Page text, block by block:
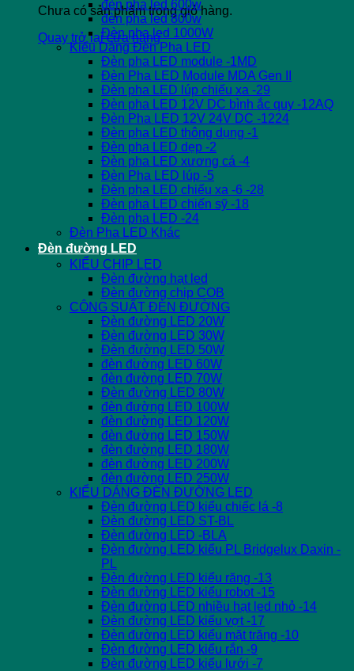
Chưa có sản phẩm trong giỏ hàng.
Quay trở lại cửa hàng
đèn pha led 600w
đèn pha led 800w
Đèn pha led 1000W
Kiểu Dáng Đèn Pha LED
Đèn pha LED module -1MD
Đèn Pha LED Module MDA Gen II
Đèn pha LED lúp chiếu xa -29
Đèn pha LED 12V DC bình ắc quy -12AQ
Đèn Pha LED 12V 24V DC -1224
Đèn pha LED thông dụng -1
Đèn pha LED dẹp -2
Đèn pha LED xương cá -4
Đèn Pha LED lúp -5
Đèn pha LED chiếu xa -6 -28
Đèn pha LED chiến sỹ -18
Đèn pha LED -24
Đèn Pha LED Khác
Đèn đường LED
KIỂU CHIP LED
Đèn đường hạt led
Đèn đường chip COB
CÔNG SUẤT ĐÈN ĐƯỜNG
Đèn đường LED 20W
Đèn đường LED 30W
Đèn đường LED 50W
đèn đường LED 60W
đèn đường LED 70W
Đèn đường LED 80W
đèn đường LED 100W
đèn đường LED 120W
đèn đường LED 150W
đèn đường LED 180W
đèn đường LED 200W
đèn đường LED 250W
KIỂU DÁNG ĐÈN ĐƯỜNG LED
Đèn đường LED kiểu chiếc lá -8
Đèn đường LED ST-BL
Đèn đường LED -BLA
Đèn đường LED kiểu PL Bridgelux Daxin -
PL
Đèn đường LED kiểu răng -13
Đèn đường LED kiểu robot -15
Đèn đường LED nhiều hạt led nhỏ -14
Đèn đường LED kiểu vợt -17
Đèn đường LED kiểu mặt trăng -10
Đèn đường LED kiểu rắn -9
Đèn đường LED kiểu lưới -7